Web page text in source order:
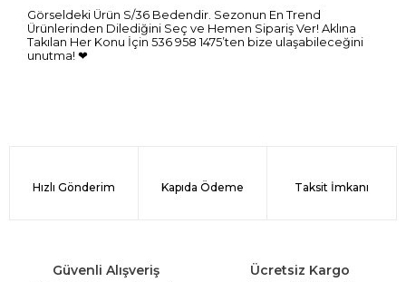
Görseldeki Ürün S/36 Bedendir. Sezonun En Trend
Ürünlerinden Dilediğini Seç ve Hemen Sipariş Ver! Aklına
Takılan Her Konu İçin 536 958 1475’ten bize ulaşabileceğini
unutma! ❤
Hızlı Gönderim Kapıda Ödeme Taksit İmkanı
Güvenli Alışveriş
Ücretsiz Kargo